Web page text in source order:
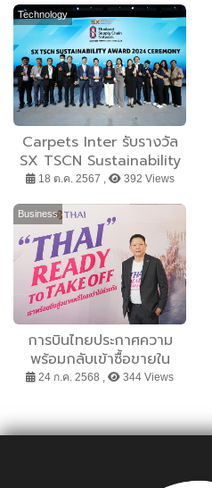
Technology
Carpets Inter รับรางวัล
SX TSCN Sustainability
Award 2024
18 ต.ค. 2567 , 392 Views
Business
การบินไทยประกาศความ
พร้อมกลับเข้าซื้อขายใน
ตลาดหลักทรัพย์ฯ 4 สิงหานี้
การเติบโตอย่างแข็งแกร่ง
24 ก.ค. 2568 , 344 Views